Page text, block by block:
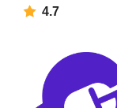
4.7